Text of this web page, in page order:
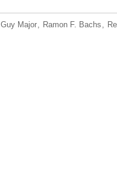
Guy Major, Ramon F. Bachs ,